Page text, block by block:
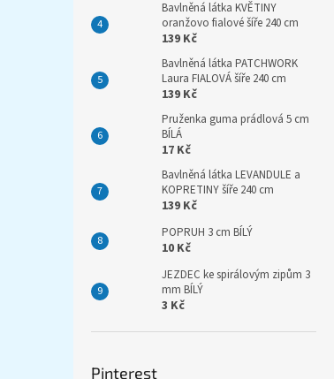
Bavlněná látka KVĚTINY
oranžovo fialové šíře 240 cm
139 Kč
Bavlněná látka PATCHWORK
Laura FIALOVÁ šíře 240 cm
139 Kč
Pruženka guma prádlová 5 cm
BÍLÁ
17 Kč
Bavlněná látka LEVANDULE a
KOPRETINY šíře 240 cm
139 Kč
POPRUH 3 cm BÍLÝ
10 Kč
JEZDEC ke spirálovým zipům 3
mm BÍLÝ
3 Kč
Pinterest